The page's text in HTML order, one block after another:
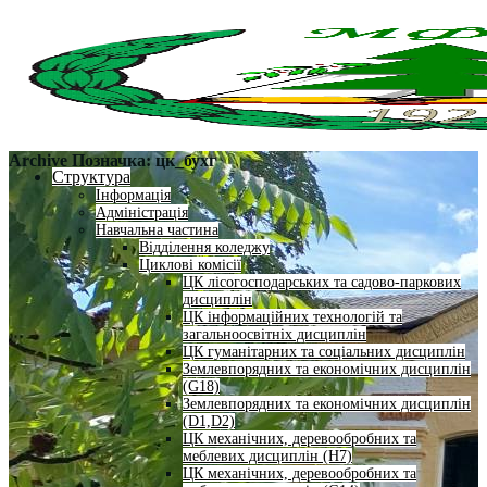
Структура
Інформація
Адміністрація
Навчальна частина
Відділення коледжу
Циклові комісії
ЦК лісогосподарських та садово-паркових
дисциплін
ЦК інформаційних технологій та
загальноосвітніх дисциплін
ЦК гуманітарних та соціальних дисциплін
Землевпорядних та економічних дисциплін
(G18)
Землевпорядних та економічних дисциплін
(D1,D2)
ЦК механічних, деревообробних та
меблевих дисциплін (H7)
ЦК механічних, деревообробних та
Archive Позначка:цк_бухг